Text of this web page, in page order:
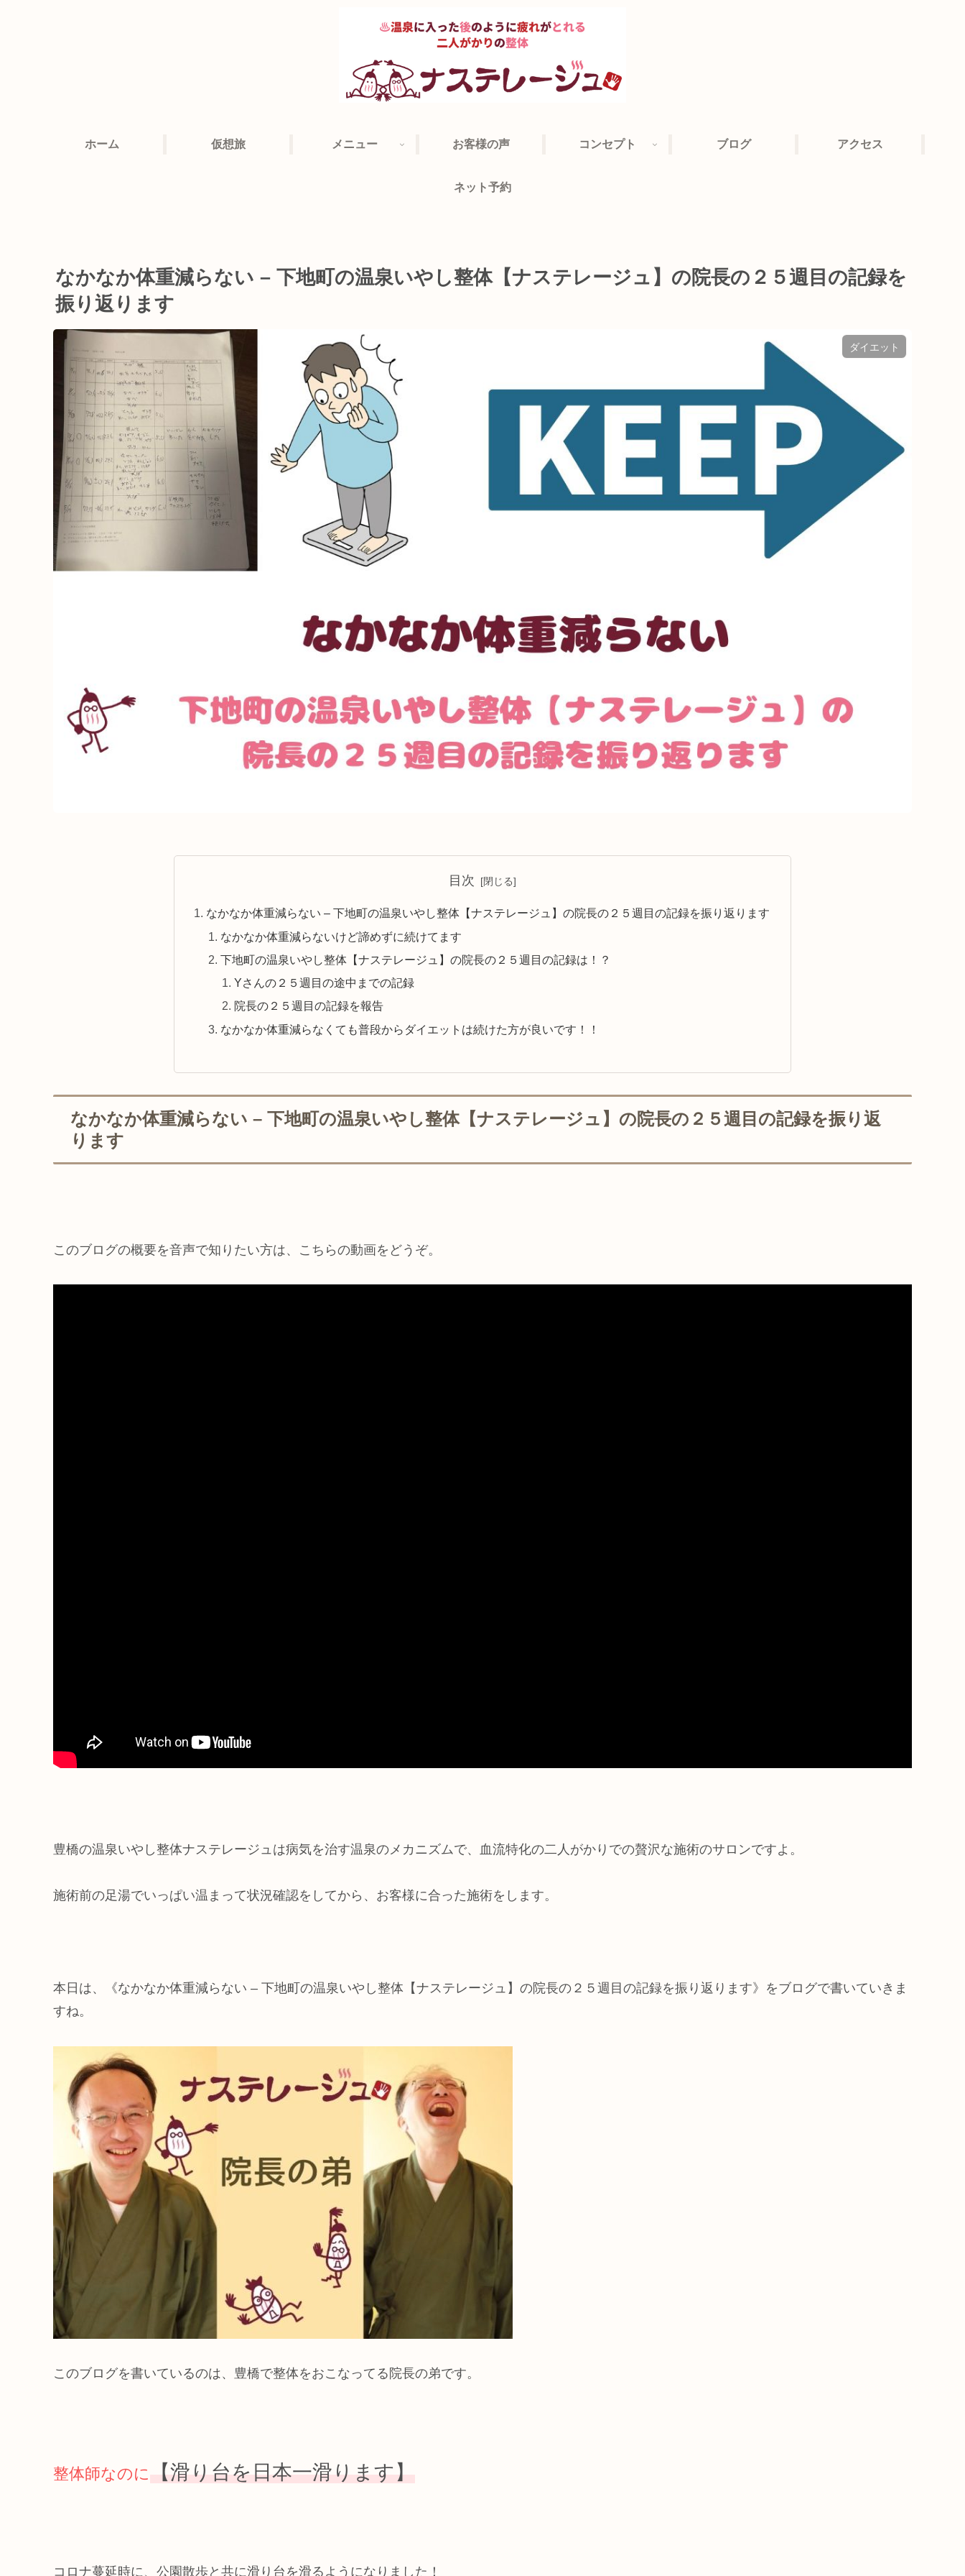
ホーム 仮想旅 メニュー お客様の声 コンセプト ブログ アクセス
ネット予約
なかなか体重減らない – 下地町の温泉いやし整体【ナステレージュ】の院長の２５週目の記録を
振り返ります
ダイエット
目次
なかなか体重減らない – 下地町の温泉いやし整体【ナステレージュ】の院長の２５週目の記録を振り返ります
なかなか体重減らないけど諦めずに続けてます
下地町の温泉いやし整体【ナステレージュ】の院長の２５週目の記録は！？
Yさんの２５週目の途中までの記録
院長の２５週目の記録を報告
なかなか体重減らなくても普段からダイエットは続けた方が良いです！！
なかなか体重減らない – 下地町の温泉いやし整体【ナステレージュ】の院長の２５週目の記録を振り返
ります
このブログの概要を音声で知りたい方は、こちらの動画をどうぞ。
豊橋の温泉いやし整体ナステレージュは病気を治す温泉のメカニズムで、血流特化の二人がかりでの贅沢な施術のサロンですよ。
施術前の足湯でいっぱい温まって状況確認をしてから、お客様に合った施術をします。
本日は、《なかなか体重減らない – 下地町の温泉いやし整体【ナステレージュ】の院長の２５週目の記録を振り返ります》をブログで書いていきま
すね。
このブログを書いているのは、豊橋で整体をおこなってる院長の弟です。
整体師なのに【滑り台を日本一滑ります】
コロナ蔓延時に、公園散歩と共に滑り台を滑るようになりました！